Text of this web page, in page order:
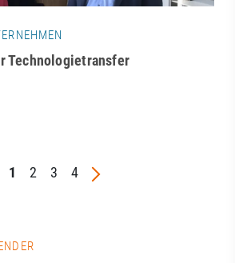
Technologietransfer
1 2 3 4